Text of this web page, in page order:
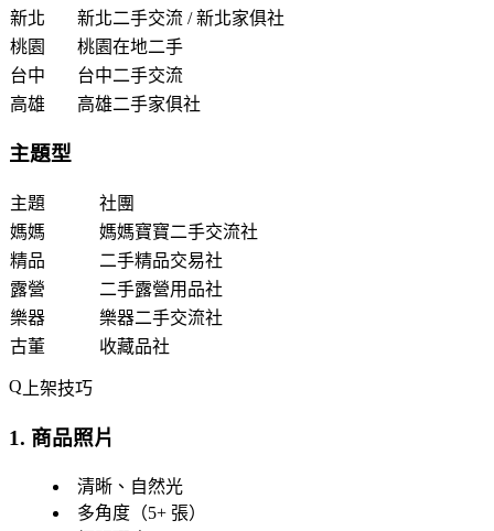
新北
新北二手交流 / 新北家俱社
桃園
桃園在地二手
台中
台中二手交流
高雄
高雄二手家俱社
主題型
主題
社團
媽媽
媽媽寶寶二手交流社
精品
二手精品交易社
露營
二手露營用品社
樂器
樂器二手交流社
古董
收藏品社
上架技巧
1. 商品照片
清晰、自然光
多角度（5+ 張）